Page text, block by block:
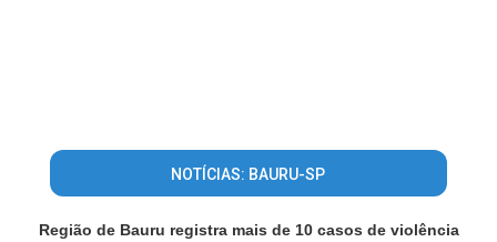
NOTÍCIAS: BAURU-SP
Região de Bauru registra mais de 10 casos de violência